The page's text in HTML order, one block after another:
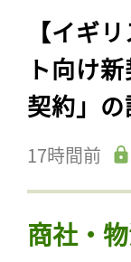
【イギ
ト向け
契約」
17時間前
商社・